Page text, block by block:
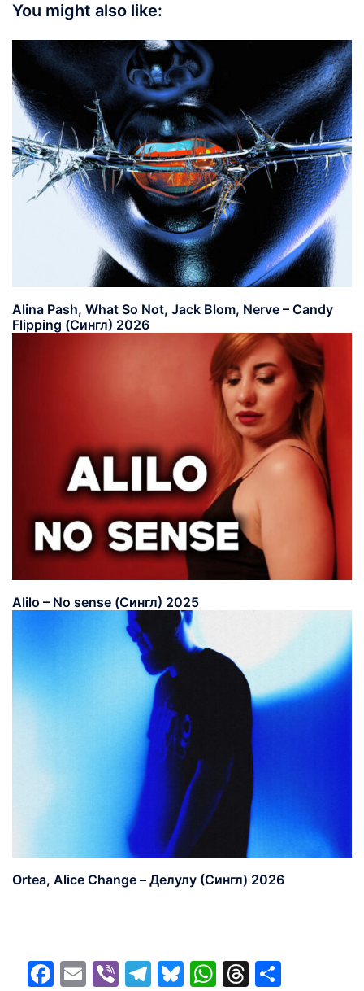
You might also like:
Alina Pash, What So Not, Jack Blom, Nerve – Candy
Flipping (Сингл) 2026
Alilo – No sense (Сингл) 2025
Ortea, Alice Change – Делулу (Сингл) 2026
Facebook
EmailViberTelegram
Bluesky
WhatsApp
Threads